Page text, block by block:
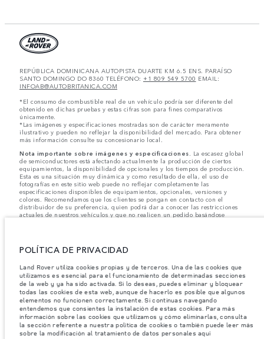
REPÚBLICA DOMINICANA AUTOPISTA DUARTE KM 6.5 ENS. PARAÍSO
SANTO DOMINGO DO 8360 TELÉFONO: +1 809 549 5700 EMAIL:
INFOAB@AUTOBRITANICA.COM
*El consumo de combustible real de un vehículo podría ser diferente del
obtenido en dichas pruebas y estas cifras son para fines comparativos
únicamente.
*Las imágenes y especificaciones mostradas son de carácter meramente
ilustrativo y pueden no reflejar la disponibilidad del mercado. Para obtener
más información consulte su concesionario local.
Nota importante sobre imágenes y especificaciones.
La escasez global
de semiconductores está afectando actualmente la producción de ciertos
equipamientos, la disponibilidad de opcionales y los tiempos de producción.
Esta es una situación muy dinámica y como resultado de ella, el uso de
fotografías en este sitio web puede no reflejar completamente las
especificaciones disponibles de equipamientos, opcionales, versiones y
colores. Recomendamos que los clientes se pongan en contacto con el
distribuidor de su preferencia, quien podrá dar a conocer las restricciones
actuales de nuestros vehículos y que no realicen un pedido basándose
las especificaciones, el diseño y la producción de sus vehículos, piezas y
accesorios, por lo que se producen modificaciones de forma continua y sin
vendrán incluidas de serie. La información, las especificaciones, los motores
y los colores que aparecen en esta página web se basan en las
especificaciones europeas. Estos pueden variar en función del mercado y
pueden ser modificados sin previo aviso. Algunos vehículos se muestran con
equipamiento opcional y accesorios originales que pueden no estar
disponibles en todos los mercados. Ponte en contacto con tu concesionario
local para consultar disponibilidad y precios.
POLÍTICA DE PRIVACIDAD
Land Rover utiliza cookies propias y de terceros. Una de las cookies que
utilizamos es esencial para el funcionamiento de determinadas secciones
de la web y ya ha sido activada. Si lo deseas, puedes eliminar y bloquear
todas las cookies de esta web, aunque de hacerlo es posible que algunos
elementos no funcionen correctamente. Si continuas navegando
entendemos que consientes la instalación de estas cookies. Para más
información sobre las cookies que utilizamos y cómo eliminarlas, consulta
la sección referente a nuestra política de cookies o también puede leer más
sobre la modificación al tratamiento de datos personales aquí